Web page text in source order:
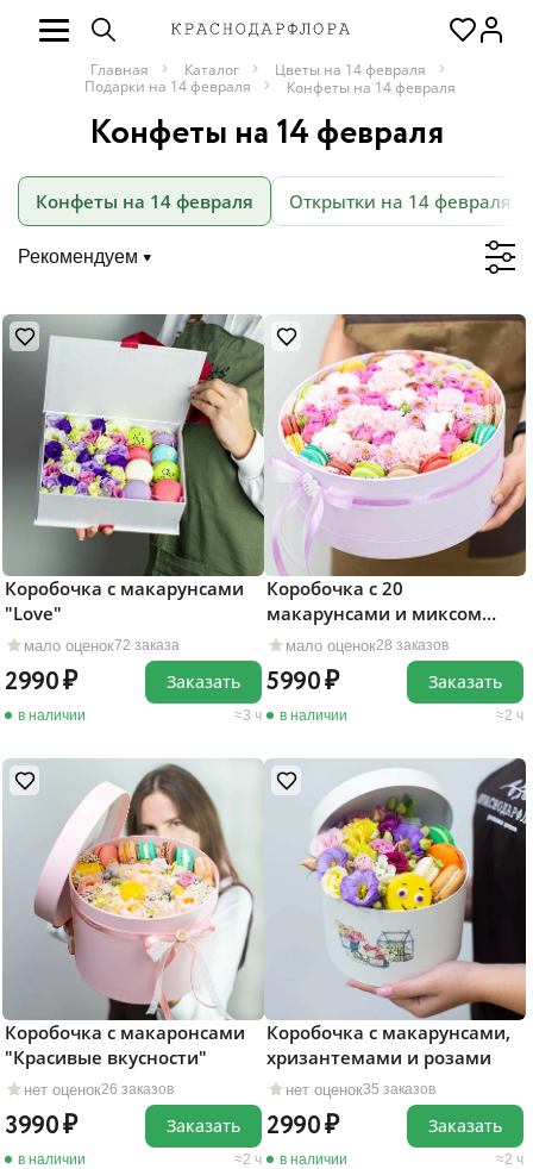
Главная Каталог
Цветы на 14 февраля
Подарки на 14 февраля
Конфеты на 14 февраля
Конфеты на 14 февраля
Конфеты на 14 февраля Открытки на 14 февраля
Рекомендуем
мало оценок72 заказа
Коробочка с макарунсами
"Love"
2990
в наличии 3 ч
Заказать
мало оценок28 заказов
Коробочка с 20
макарунсами и миксом
цветов
5990
в наличии 2 ч
Заказать
нет оценок26 заказов
Коробочка с макаронсами
"Красивые вкусности"
3990
в наличии 2 ч
Заказать
нет оценок35 заказов
Коробочка с макарунсами,
хризантемами и розами
2990
в наличии 2 ч
Заказать